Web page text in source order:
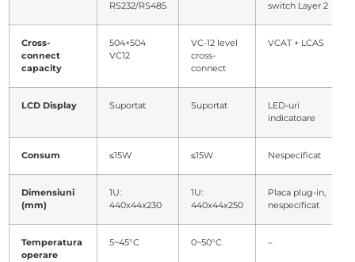
RS232/RS485
switch Layer 2
Cross-
connect
capacity
504×504
VC12
VC-12 level
cross-
connect
VCAT + LCAS
LCD Display Suportat Suportat
LED-uri
indicatoare
Consum ≤15W ≤15W Nespecificat
Dimensiuni
(mm)
1U:
440x44x230
1U:
440x44x250
Placa plug-in,
nespecificat
Temperatura
operare
5~45°C 0~50°C –